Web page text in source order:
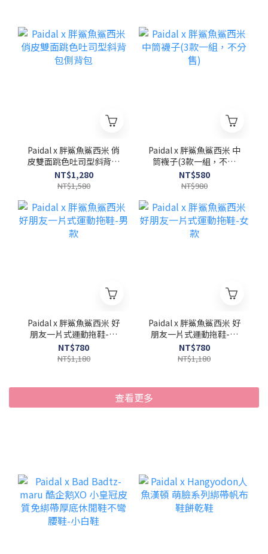
Paidal x 胖鯊魚鯊西米 俏
皮雙面跳色吐司型斜背包
側背包
NT$1,280
NT$1,580
Paidal x 胖鯊魚鯊西米 中
筒襪子(3款一組，不分
售)
NT$580
NT$980
Paidal x 胖鯊魚鯊西米 好
朋友一片式運動拖鞋-男
款
NT$780
NT$1,180
Paidal x 胖鯊魚鯊西米 好
朋友一片式運動拖鞋-女
款
NT$780
NT$1,180
查看更多